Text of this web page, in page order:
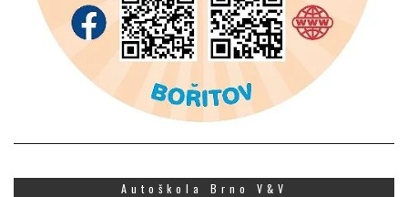
Autoškola Brno V&V